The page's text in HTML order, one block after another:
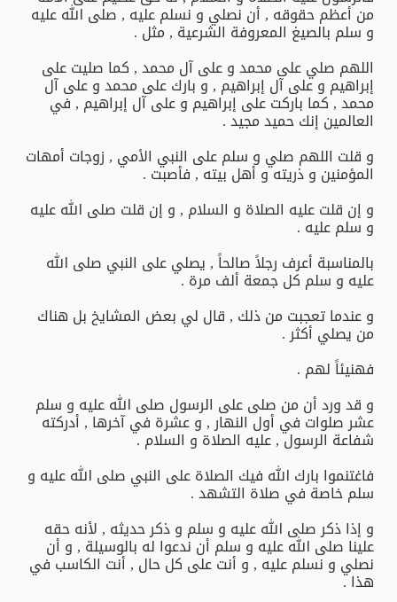
من أعظم حقوقه , أن نصلي و نسلم عليه , صلى الله عليه
و سلم بالصيغ المعروفة الشرعية , مثل .
اللهم صلي على محمد و على آل محمد , كما صليت على
إبراهيم و على آل إبراهيم , و بارك على محمد و على آل
محمد , كما باركت على إبراهيم و على آل إبراهيم , في
العالمين إنك حميد مجيد .
و قلت اللهم صلي و سلم على النبي الأمي , زوجات أمهات
المؤمنين و ذريته و أهل بيته , فأصبت .
و إن قلت عليه الصلاة و السلام , و إن قلت صلى الله عليه
و سلم عليه .
بالمناسبة أعرف رجلاً صالحاً , يصلي على النبي صلى الله
عليه و سلم كل جمعة ألف مرة .
و عندما تعجبت من ذلك , قال لي بعض المشايخ بل هناك
من يصلي أكثر .
فهنيئاً لهم .
و قد ورد أن من صلى على الرسول صلى الله عليه و سلم
عشر صلوات في أول النهار , و عشرة في آخرها , أدركته
شفاعة الرسول , عليه الصلاة و السلام .
فاغتنموا بارك الله فيك الصلاة على النبي صلى الله عليه و
سلم خاصة في صلاة التشهد .
و إذا ذكر صلى الله عليه و سلم و ذكر حديثه , لأنه حقه
علينا صلى الله عليه و سلم أن ندعوا له بالوسيلة , و أن
نصلي و نسلم عليه , و أنت على كل حال , أنت الكاسب في
هذا .